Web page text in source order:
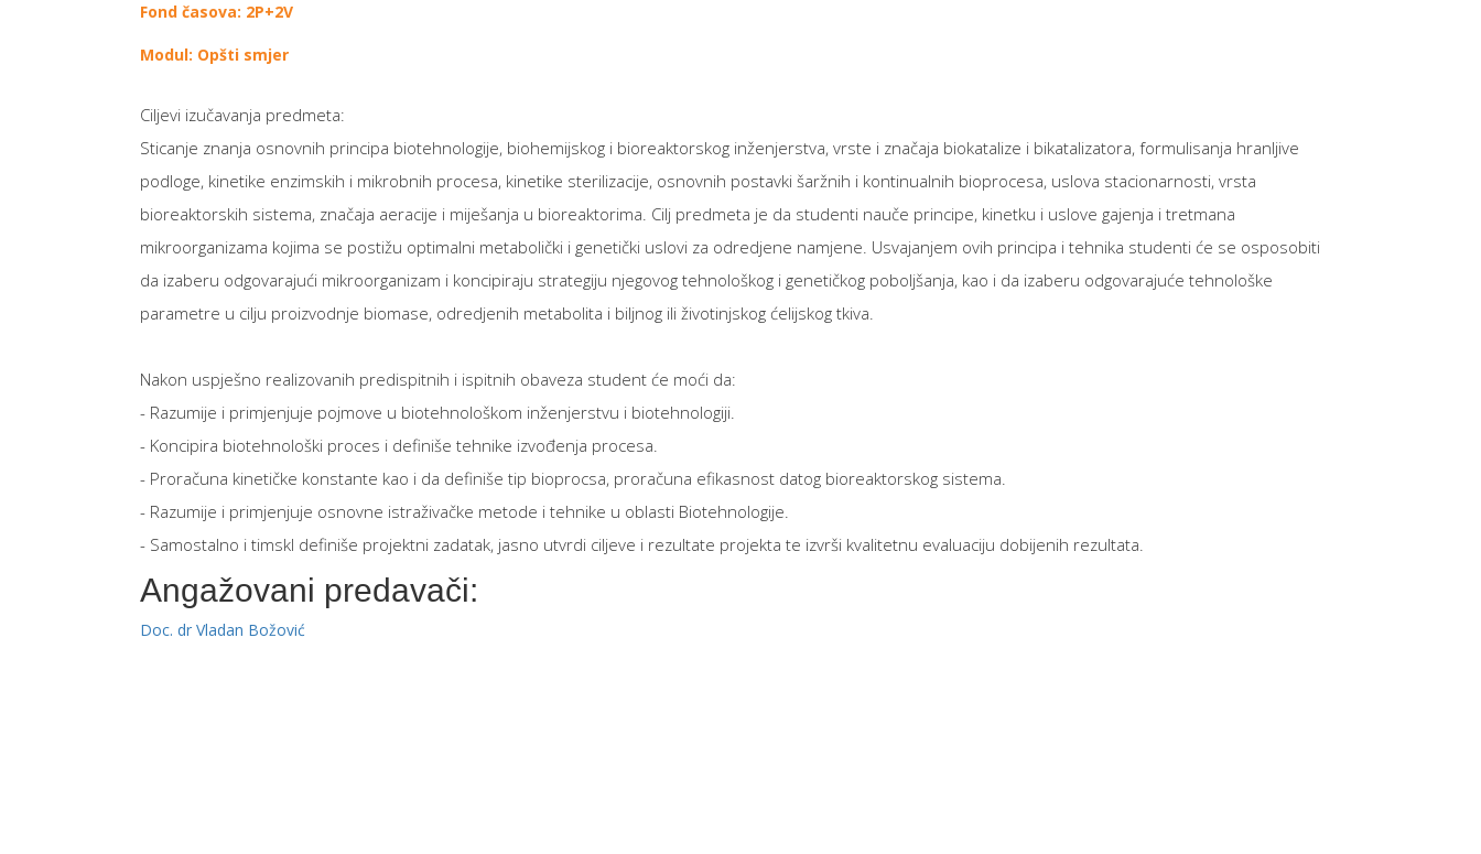
Fond časova: 2P+2V
Modul: Opšti smjer
Ciljevi izučavanja predmeta:
Sticanje znanja osnovnih principa biotehnologije, biohemijskog i bioreaktorskog inženjerstva, vrste i značaja biokatalize i bikatalizatora, formulisanja hranljive
podloge, kinetike enzimskih i mikrobnih procesa, kinetike sterilizacije, osnovnih postavki šaržnih i kontinualnih bioprocesa, uslova stacionarnosti, vrsta
bioreaktorskih sistema, značaja aeracije i miješanja u bioreaktorima. Cilj predmeta je da studenti nauče principe, kinetku i uslove gajenja i tretmana
mikroorganizama kojima se postižu optimalni metabolički i genetički uslovi za odredjene namjene. Usvajanjem ovih principa i tehnika studenti će se osposobiti
da izaberu odgovarajući mikroorganizam i koncipiraju strategiju njegovog tehnološkog i genetičkog poboljšanja, kao i da izaberu odgovarajuće tehnološke
parametre u cilju proizvodnje biomase, odredjenih metabolita i biljnog ili životinjskog ćelijskog tkiva.
Nakon uspješno realizovanih predispitnih i ispitnih obaveza student će moći da:
- Razumije i primjenjuje pojmove u biotehnološkom inženjerstvu i biotehnologiji.
- Koncipira biotehnološki proces i definiše tehnike izvođenja procesa.
- Proračuna kinetičke konstante kao i da definiše tip bioprocsa, proračuna efikasnost datog bioreaktorskog sistema.
- Razumije i primjenjuje osnovne istraživačke metode i tehnike u oblasti Biotehnologije.
- Samostalno i timskI definiše projektni zadatak, jasno utvrdi ciljeve i rezultate projekta te izvrši kvalitetnu evaluaciju dobijenih rezultata.
Angažovani predavači:
Doc. dr Vladan Božović